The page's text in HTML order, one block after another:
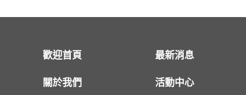
歡迎首頁
關於我們
最新消息
活動中心